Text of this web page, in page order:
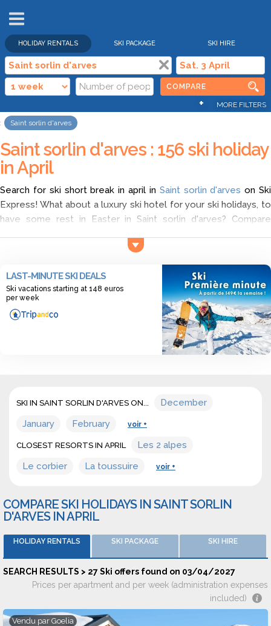
HOLIDAY RENTALS SKI PACKAGE SKI HIRE
COMPARE
+ MORE FILTERS
Saint sorlin d'arves
Saint sorlin d'arves : 156 ski holiday
in April
Search for ski short break in april in Saint sorlin d'arves on Ski
Express! What about a luxury ski hotel for your ski holidays, to
have some rest in Easter in Saint sorlin d'arves? Compare
Saint sorlin d'arves in april according to your wish. Find the
cheapest ski deals for ski holidays in Saint sorlin d'arves, and
discover a wide range of offers for ski short break in april in
Saint sorlin d'arves.
LAST-MINUTE SKI DEALS
Ski vacations starting at 148 euros
per week
SKI IN SAINT SORLIN D'ARVES ON...
December
January
February voir +
CLOSEST RESORTS IN APRIL
Les 2 alpes
Le corbier
La toussuire voir +
COMPARE SKI HOLIDAYS IN SAINT SORLIN
D'ARVES IN APRIL
HOLIDAY RENTALS SKI PACKAGE SKI HIRE
SEARCH RESULTS > 27 Ski offers found on 03/04/2027
Prices per apartment and per week (administration expenses
included)
Vendu par Goelia